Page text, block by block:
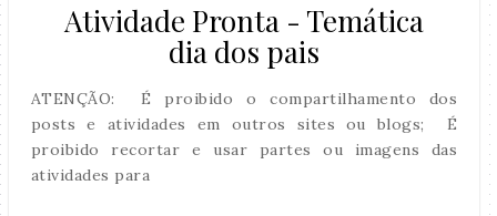
Atividade Pronta - Temática
dia dos pais
ATENÇÃO: É proibido o compartilhamento dos
posts e atividades em outros sites ou blogs; É
proibido recortar e usar partes ou imagens das
atividades para